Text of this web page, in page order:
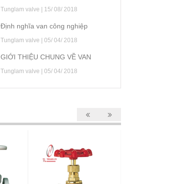
Tunglam valve | 15/ 08/ 2018
Định nghĩa van công nghiệp
Tunglam valve | 05/ 04/ 2018
GIỚI THIỆU CHUNG VỀ VAN
Tunglam valve | 05/ 04/ 2018